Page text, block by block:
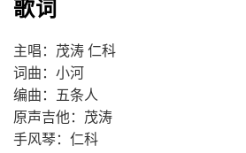
歌词
主唱：茂涛 仁科
词曲：小河
编曲：五条人
原声吉他：茂涛
手风琴：仁科